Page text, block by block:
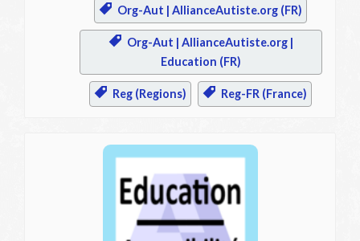
Org-Aut | AllianceAutiste.org (FR)
Org-Aut | AllianceAutiste.org |
Education (FR)
Reg (Regions) Reg-FR (France)